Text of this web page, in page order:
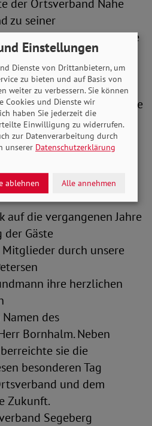
der Ortsverband Nahe
zu seiner
Heidkrug in Kayhude
den Vorsitzenden des
Herr
Frau Grundmann, die
Ortsverband Seth Herr
auf die vergangenen Jahre
Gäste
durch unsere
ihre herzlichen
des
Bornhalm. Neben
sie die
besonderen Tag
und dem
Zukunft.
Segeberg
Einstellungen
Dienste von Drittanbietern, um
zu bieten und auf Basis von
weiter zu verbessern. Sie können
Cookies und Dienste wir
haben Sie jederzeit die
Einwilligung zu widerrufen.
zur Datenverarbeitung durch
unserer Datenschutzerklärung
ablehnen Alle annehmen